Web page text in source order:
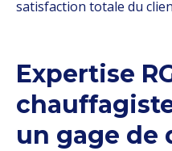
satisfaction totale du
Expertise
un gage de